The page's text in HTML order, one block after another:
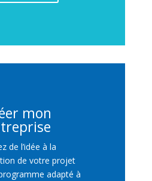
mon
de l’idée à la
de votre projet
adapté à